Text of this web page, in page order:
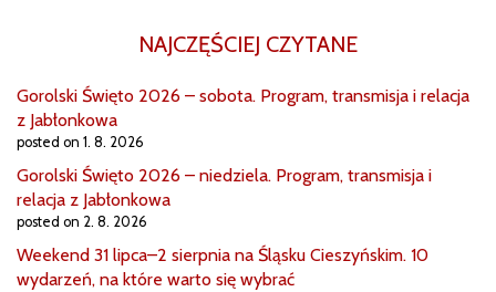
NAJCZĘŚCIEJ CZYTANE
Gorolski Święto 2026 – sobota. Program, transmisja i relacja
z Jabłonkowa
posted on 1. 8. 2026
Gorolski Święto 2026 – niedziela. Program, transmisja i
relacja z Jabłonkowa
posted on 2. 8. 2026
Weekend 31 lipca–2 sierpnia na Śląsku Cieszyńskim. 10
wydarzeń, na które warto się wybrać